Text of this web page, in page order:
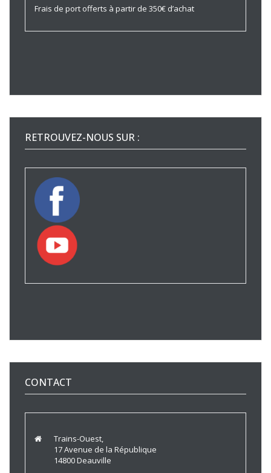
Frais de port offerts à partir de 350€ d’achat
RETROUVEZ-NOUS SUR :
CONTACT
Trains-Ouest,
17 Avenue de la République
14800 Deauville